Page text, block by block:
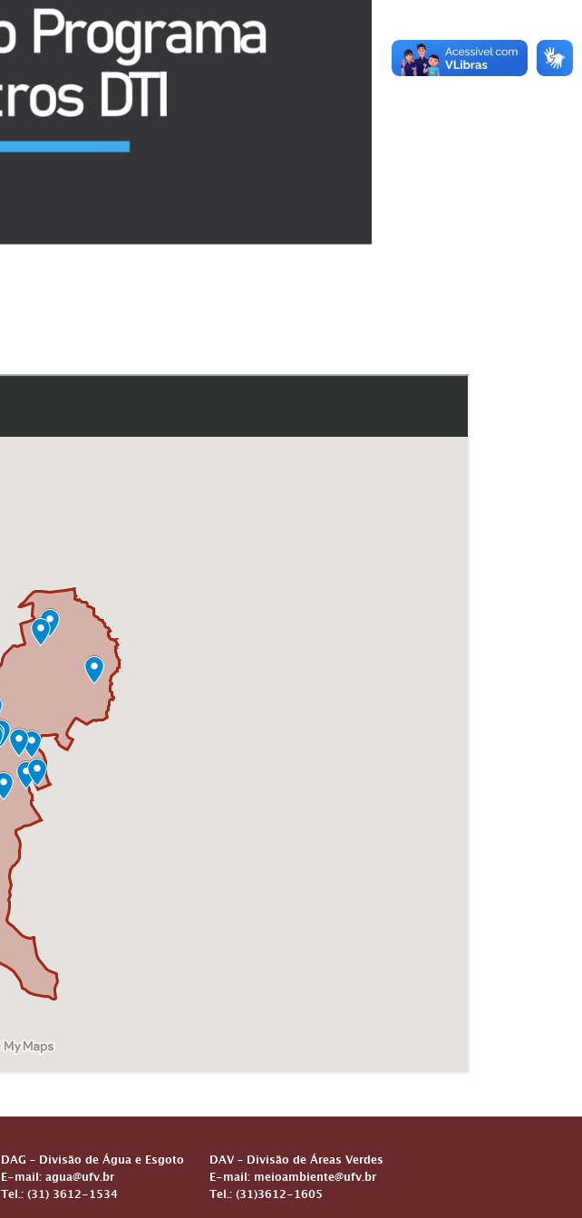
DAG – Divisão de Água e Esgoto
E-mail: agua@ufv.br
Tel.: (31) 3612-1534
DAV – Divisão de Áreas Verdes
E-mail: meioambiente@ufv.br
Tel.: (31)3612-1605